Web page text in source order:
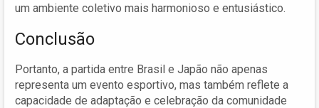
um ambiente coletivo mais harmonioso e entusiástico.
Conclusão
Portanto, a partida entre Brasil e Japão não apenas
representa um evento esportivo, mas também reflete a
capacidade de adaptação e celebração da comunidade